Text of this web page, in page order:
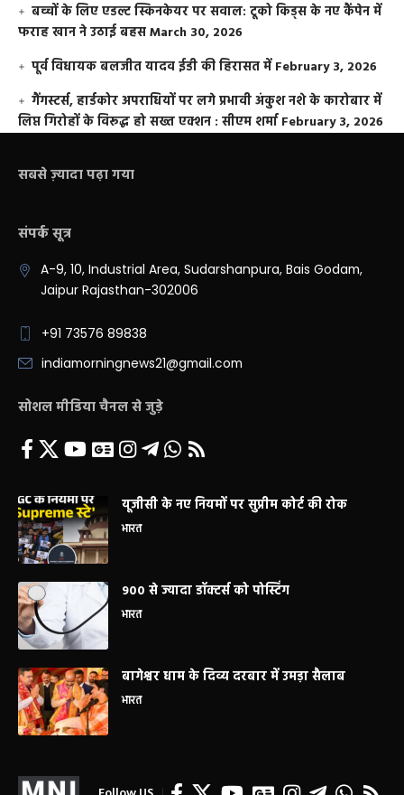
बच्चों के लिए एडल्ट स्किनकेयर पर सवाल: टूको किड्स के नए कैंपेन में
फराह खान ने उठाई बहसMarch 30, 2026
पूर्व विधायक बलजीत यादव ईडी की हिरासत में February 3, 2026
गैंगस्टर्स, हार्डकोर अपराधियों पर लगे प्रभावी अंकुश नशे के कारोबार में
लिप्त गिरोहों के विरूद्ध हो सख्त एक्शन : सीएम शर्मा February 3, 2026
सबसे ज़्यादा पढ़ा गया
संपर्क सूत्र
A-9, 10, Industrial Area, Sudarshanpura, Bais Godam,
Jaipur Rajasthan-302006
+91 73576 89838
indiamorningnews21@gmail.com
सोशल मीडिया चैनल से जुड़े
यूजीसी के नए नियमों पर सुप्रीम कोर्ट की रोक
भारत
900 से ज्यादा डॉक्टर्स को पोस्टिंग
भारत
बागेश्वर धाम के दिव्य दरबार में उमड़ा सैलाब
भारत